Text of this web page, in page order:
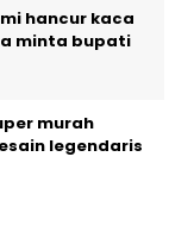
hancur kaca
minta bupati
murah
legendaris